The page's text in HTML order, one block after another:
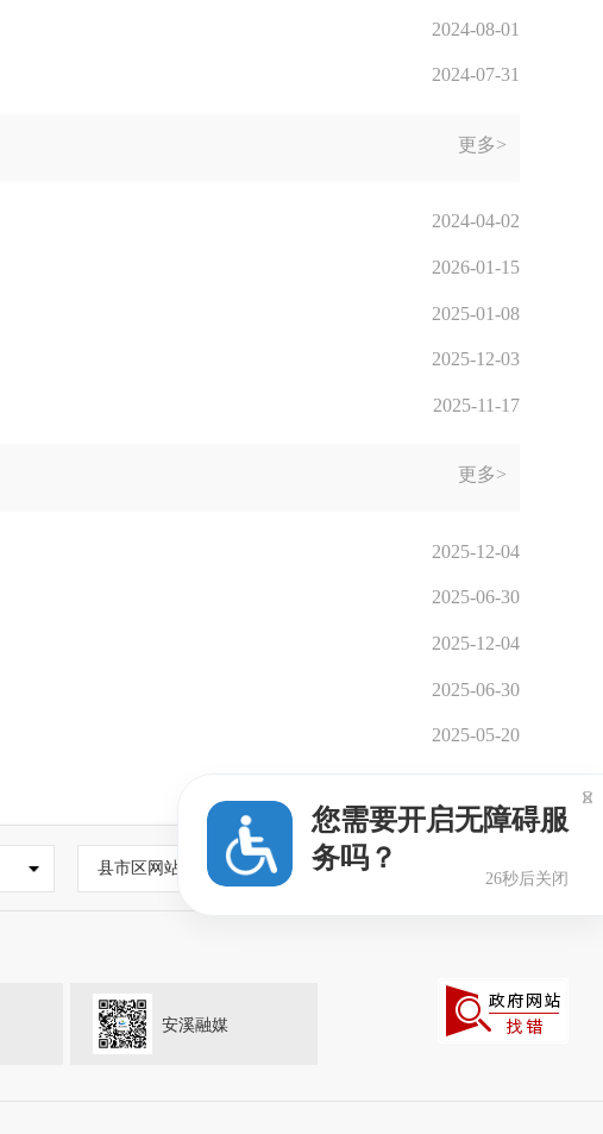
2024-08-01
2024-07-31
更多>
2024-04-02
2026-01-15
2025-01-08
2025-12-03
2025-11-17
更多>
2025-12-04
2025-06-30
2025-12-04
2025-06-30
2025-05-20
县市区网站
安溪融媒
您需要开启无障碍服
务吗？
25秒后关闭
